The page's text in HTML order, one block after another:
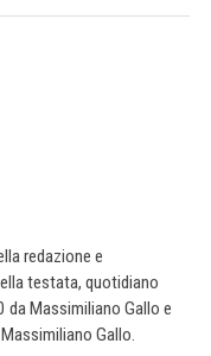
redazione e
testata, quotidiano
Massimiliano Gallo e
Gallo.